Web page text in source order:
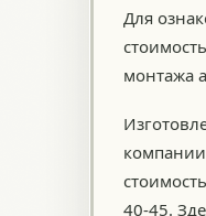
Для
монтажа
40-45.